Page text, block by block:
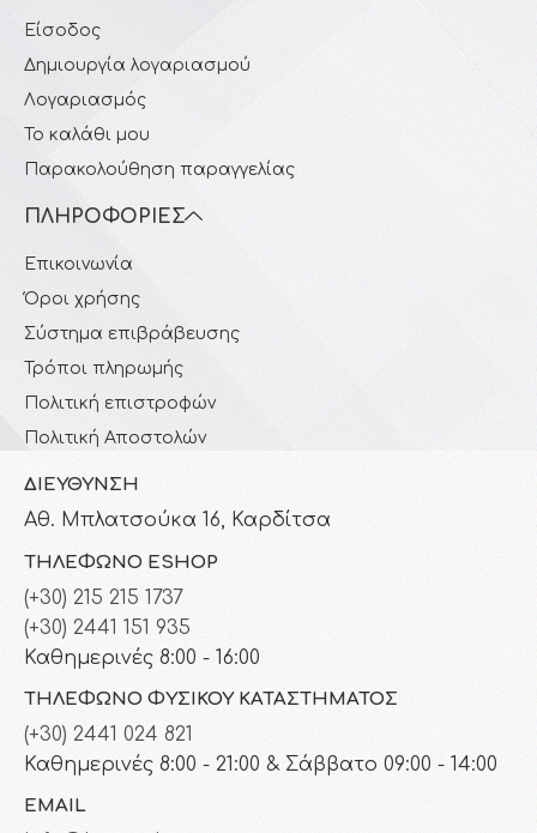
Είσοδος
Δημιουργία λογαριασμού
Λογαριασμός
Το καλάθι μου
Παρακολούθηση παραγγελίας
ΠΛΗΡΟΦΟΡΊΕΣ
Επικοινωνία
Όροι χρήσης
Σύστημα επιβράβευσης
Τρόποι πληρωμής
Πολιτική επιστροφών
Πολιτική Αποστολών
ΔΙΕΎΘΥΝΣΗ
Αθ. Μπλατσούκα 16, Καρδίτσα
ΤΗΛΈΦΩΝΟ ESHOP
(+30) 215 215 1737
(+30) 2441 151 935
Καθημερινές 8:00 - 16:00
ΤΗΛΈΦΩΝΟ ΦΥΣΙΚΟΎ ΚΑΤΑΣΤΉΜΑΤΟΣ
(+30) 2441 024 821
Καθημερινές 8:00 - 21:00 & Σάββατο 09:00 - 14:00
EMAIL